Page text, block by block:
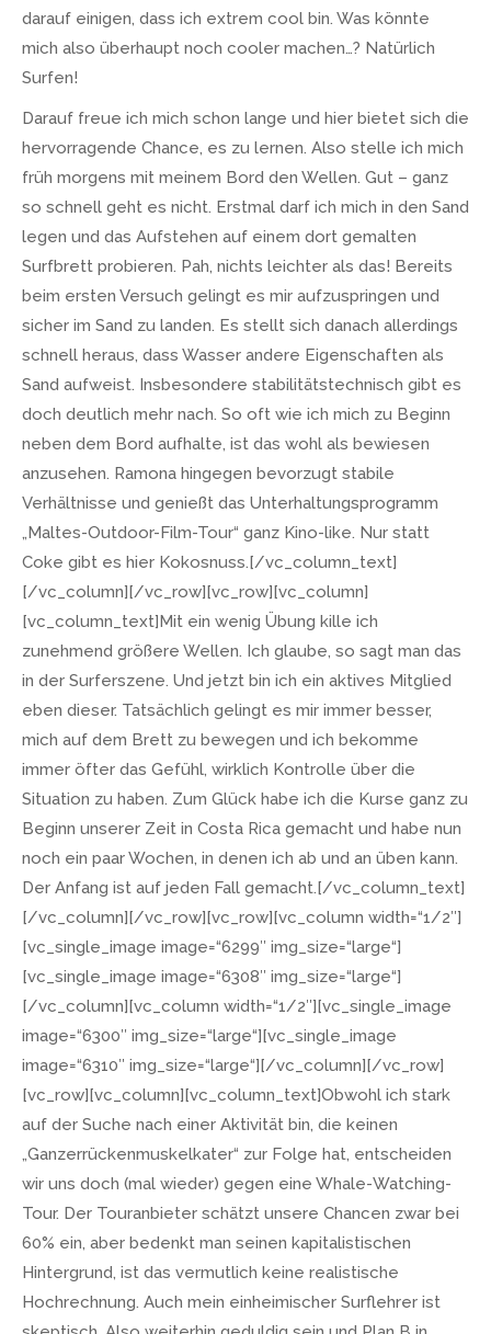
darauf einigen, dass ich extrem cool bin. Was könnte
mich also überhaupt noch cooler machen…? Natürlich
Surfen!
Darauf freue ich mich schon lange und hier bietet sich die
hervorragende Chance, es zu lernen. Also stelle ich mich
früh morgens mit meinem Bord den Wellen. Gut – ganz
so schnell geht es nicht. Erstmal darf ich mich in den Sand
legen und das Aufstehen auf einem dort gemalten
Surfbrett probieren. Pah, nichts leichter als das! Bereits
beim ersten Versuch gelingt es mir aufzuspringen und
sicher im Sand zu landen. Es stellt sich danach allerdings
schnell heraus, dass Wasser andere Eigenschaften als
Sand aufweist. Insbesondere stabilitätstechnisch gibt es
doch deutlich mehr nach. So oft wie ich mich zu Beginn
neben dem Bord aufhalte, ist das wohl als bewiesen
anzusehen. Ramona hingegen bevorzugt stabile
Verhältnisse und genießt das Unterhaltungsprogramm
„Maltes-Outdoor-Film-Tour“ ganz Kino-like. Nur statt
Coke gibt es hier Kokosnuss.[/vc_column_text]
[/vc_column][/vc_row][vc_row][vc_column]
[vc_column_text]Mit ein wenig Übung kille ich
zunehmend größere Wellen. Ich glaube, so sagt man das
in der Surferszene. Und jetzt bin ich ein aktives Mitglied
eben dieser. Tatsächlich gelingt es mir immer besser,
mich auf dem Brett zu bewegen und ich bekomme
immer öfter das Gefühl, wirklich Kontrolle über die
Situation zu haben. Zum Glück habe ich die Kurse ganz zu
Beginn unserer Zeit in Costa Rica gemacht und habe nun
noch ein paar Wochen, in denen ich ab und an üben kann.
Der Anfang ist auf jeden Fall gemacht.[/vc_column_text]
[/vc_column][/vc_row][vc_row][vc_column width=“1/2″]
[vc_single_image image=“6299″ img_size=“large“]
[vc_single_image image=“6308″ img_size=“large“]
[/vc_column][vc_column width=“1/2″][vc_single_image
image=“6300″ img_size=“large“][vc_single_image
image=“6310″ img_size=“large“][/vc_column][/vc_row]
[vc_row][vc_column][vc_column_text]Obwohl ich stark
auf der Suche nach einer Aktivität bin, die keinen
„Ganzerrückenmuskelkater“ zur Folge hat, entscheiden
wir uns doch (mal wieder) gegen eine Whale-Watching-
Tour. Der Touranbieter schätzt unsere Chancen zwar bei
60% ein, aber bedenkt man seinen kapitalistischen
Hintergrund, ist das vermutlich keine realistische
Hochrechnung. Auch mein einheimischer Surflehrer ist